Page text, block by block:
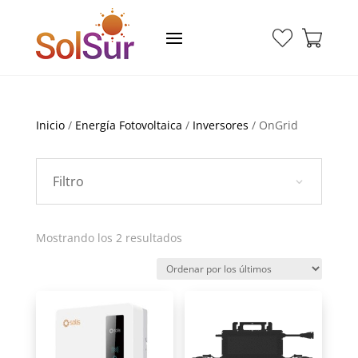
Inicio/ Energía Fotovoltaica / Inversores / OnGrid
Filtro
Mostrando los 2 resultadosOrdenado
los